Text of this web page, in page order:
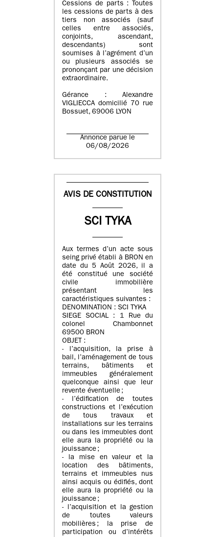
Cessions de parts : Toutes
les cessions de parts à des
tiers non associés (sauf
celles entre associés,
conjoints, ascendant,
descendants) sont
soumises à l’agrément d’un
ou plusieurs associés se
prononçant par une décision
extraordinaire.
Gérance : Alexandre
VIGLIECCA domicilié 70 rue
Bossuet, 69006 LYON
Annonce parue le
06/08/2026
AVIS DE CONSTITUTION
SCI TYKA
Aux termes d’un acte sous
seing privé établi à BRON en
date du 5 Août 2026, il a
été constitué une société
civile immobilière
présentant les
caractéristiques suivantes :
DENOMINATION : SCI TYKA
SIEGE SOCIAL : 1 Rue du
colonel Chambonnet
69500 BRON
OBJET :
- l’acquisition, la prise à
bail, l’aménagement de tous
terrains, bâtiments et
immeubles généralement
quelconque ainsi que leur
revente éventuelle ;
- l’édification de toutes
constructions et l’exécution
de tous travaux et
installations sur les terrains
ou dans les immeubles dont
elle aura la propriété ou la
jouissance ;
- la mise en valeur et la
location des bâtiments,
terrains et immeubles nus
ainsi acquis ou édifiés, dont
elle aura la propriété ou la
jouissance ;
- l’acquisition et la gestion
de toutes valeurs
mobilières ; la prise de
participation ou d’intérêts